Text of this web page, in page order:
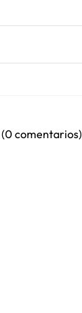
(0 comentarios)